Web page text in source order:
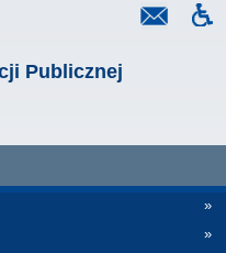
Publicznej
»
»